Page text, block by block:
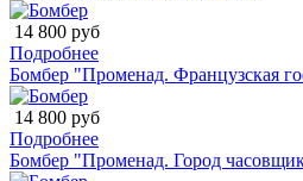
14 800 руб
Подробнее
Бомбер "Променад. Французская
14 800 руб
Подробнее
Бомбер "Променад. Город